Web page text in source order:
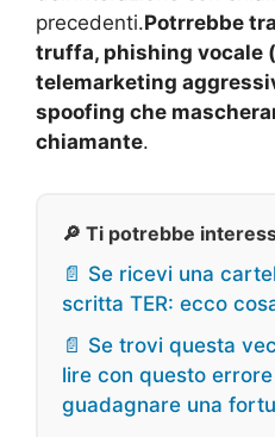
precedenti.Potrrebbe
truffa, phishing vocale
telemarketing
spoofing che
chiamante.
🔎 Ti potrebbe
📄 Se ricevi una
scritta TER: ecco
📄 Se trovi questa
lire con questo
guadagnare una